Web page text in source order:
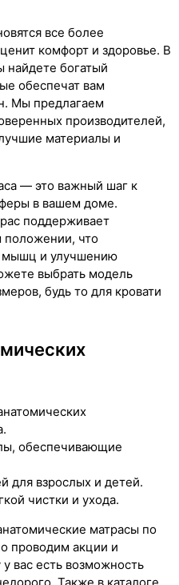
все более
комфорт и здоровье. В
найдете богатый
обеспечат вам
Мы предлагаем
производителей,
материалы и
— это важный шаг к
в вашем доме.
поддерживает
положении, что
мышц и улучшению
выбрать модель
будь то для кровати
обеспечивающие
для взрослых и детей.
чистки и ухода.
матрасы по
проводим акции и
вас есть возможность